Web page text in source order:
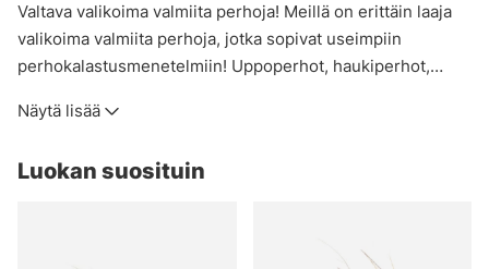
Valtava valikoima valmiita perhoja! Meillä on erittäin laaja
valikoima valmiita perhoja, jotka sopivat useimpiin
perhokalastusmenetelmiin! Uppoperhot, haukiperhot,
muuta. Teemme yhteistyötä vain tunnettujen
Frödin, Umpqua ja Unique Flies. Haluamme, että voit
tarvitset kalastukseesi, ota meihin yhteyttä, niin autamme
Näytä lisää
Luokan suosituin